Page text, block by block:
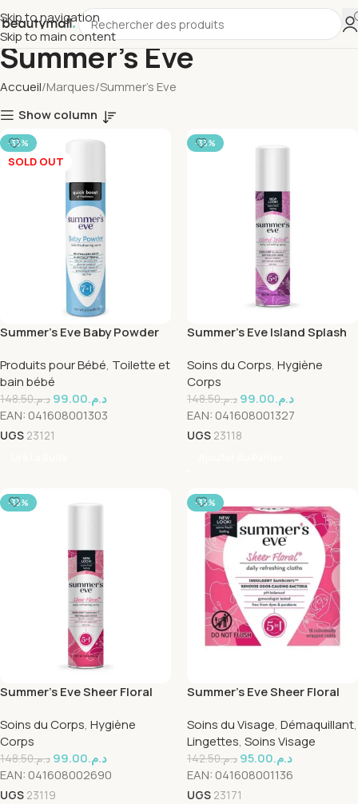
Skip to navigation
Skip to main content
Summer's Eve
Accueil Marques Summer's Eve
Show column
-33%
SOLD OUT
Summer’s Eve Baby Powder
Produits pour Bébé, Toilette et
bain bébé
د.م.148.50 د.م.99.00
EAN: 041608001303
UGS 23121
-33%
Summer’s Eve Island Splash
Soins du Corps, Hygiène
Corps
د.م.148.50 د.م.99.00
EAN: 041608001327
UGS 23118
-33%
Summer’s Eve Sheer Floral
Soins du Corps, Hygiène
Corps
د.م.148.50 د.م.99.00
EAN: 041608002690
UGS 23119
-33%
Summer’s Eve Sheer Floral
Soins du Visage, Démaquillant,
Lingettes, Soins Visage
د.م.142.50 د.م.95.00
EAN: 041608001136
UGS 23171